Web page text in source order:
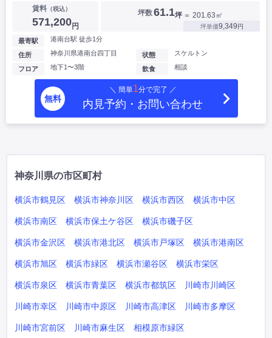
賃料（税込）
571,200円
坪数61.1坪 ＝ 201.63㎡
坪単価9,349円
最寄駅 港南台駅 徒歩1分
住所 神奈川県港南台四丁目
フロア 地下1〜3階
状態 スケルトン
飲食 相談
無料
＼ 簡単1分で完了 ／
内見予約・お問い合わせ
神奈川県の市区町村
横浜市鶴見区 横浜市神奈川区 横浜市西区 横浜市中区
横浜市南区 横浜市保土ケ谷区 横浜市磯子区
横浜市金沢区 横浜市港北区 横浜市戸塚区 横浜市港南区
横浜市旭区 横浜市緑区 横浜市瀬谷区 横浜市栄区
横浜市泉区 横浜市青葉区 横浜市都筑区 川崎市川崎区
川崎市幸区 川崎市中原区 川崎市高津区 川崎市多摩区
川崎市宮前区 川崎市麻生区 相模原市緑区